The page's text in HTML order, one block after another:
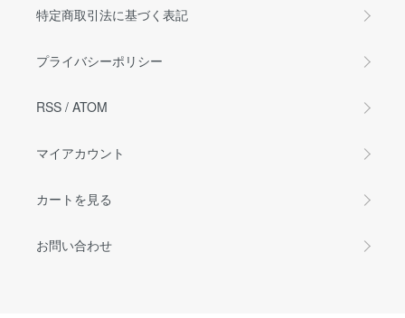
特定商取引法に基づく表記
プライバシーポリシー
RSS / ATOM
マイアカウント
カートを見る
お問い合わせ